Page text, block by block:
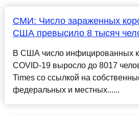
СМИ: Число зараженных
США превысило 8 тысяч
В США число инфицированных
COVID-19 выросло до 8017
Times со ссылкой на
федеральных и местных......